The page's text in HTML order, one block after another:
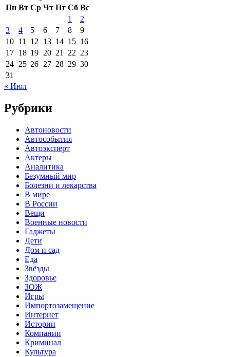
Пн Вт Ср Чт Пт Сб Вс
1
2
3
4 5 6 7 8
9
10 11 12 13 14 15 16
17 18 19 20 21 22 23
24 25 26 27 28 29 30
31
« Июл
Рубрики
Автоновости
Автособытия
Автоэксперт
Актеры
Аналитика
Безумный мир
Болезни и лекарства
В мире
В России
Вещи
Военные новости
Гаджеты
Дети
Дом и сад
Еда
Звёзды
Здоровье
ЗОЖ
Игры
Импортозамещение
Интернет
Истории
Компании
Криминал
Культура